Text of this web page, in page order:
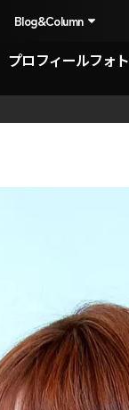
Blog&Column
プロフィールフォト